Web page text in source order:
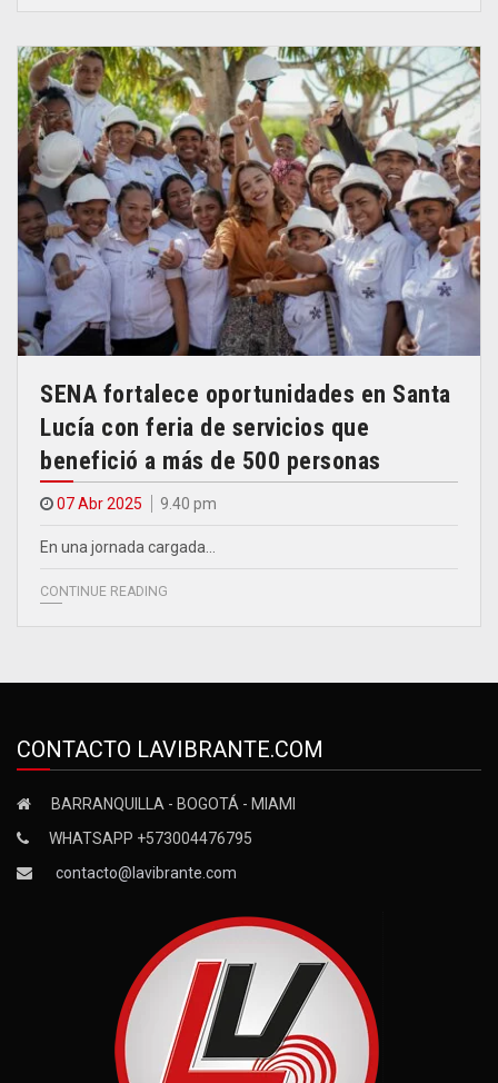
SENA fortalece oportunidades en Santa
Lucía con feria de servicios que
benefició a más de 500 personas
07 Abr 2025 9.40 pm
En una jornada cargada…
CONTINUE READING
CONTACTO LAVIBRANTE.COM
BARRANQUILLA - BOGOTÁ - MIAMI
WHATSAPP +573004476795
contacto@lavibrante.com